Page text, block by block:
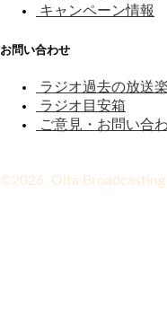
キャンペーン情報
お問い合わせ
ラジオ過去の放送
ラジオ目安箱
ご意見・お問い合
©2026 Oita Broadcasting